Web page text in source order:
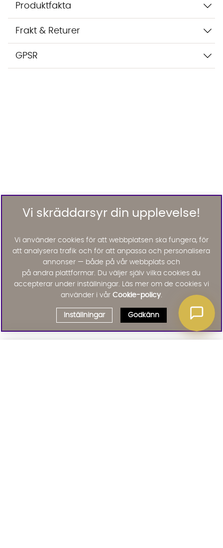
Produktfakta
Frakt & Returer
GPSR
Vi skräddarsyr din upplevelse!
Vi använder cookies för att webbplatsen ska fungera, för
att analysera trafik och för att anpassa och personalisera
annonser — både på vår webbplats och
på andra plattformar. Du väljer själv vilka cookies du
accepterar under inställningar. Läs mer om de cookies vi
använder i vår Cookie-policy.
Inställningar Godkänn